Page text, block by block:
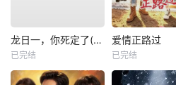
龙日一，你死定了(短剧)
已完结
爱情正路过
已完结